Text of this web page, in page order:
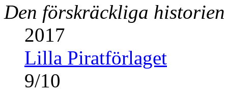
Den förskräckliga
2017
Lilla Piratförlaget
9/10